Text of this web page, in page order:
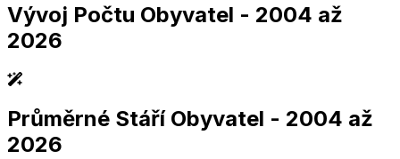
Vývoj Počtu Obyvatel - 2004 až
2026
2,005 2,010 2,015 2,020 2,025
2,005 2,010 2,015 2,020 2,025
Průměrné Stáří Obyvatel - 2004 až
2026